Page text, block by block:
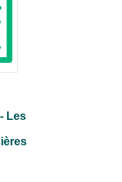
Les